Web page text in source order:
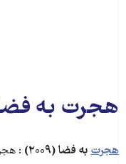
هجرت به
هجرتبه فضا (۲۰۰۹)
: